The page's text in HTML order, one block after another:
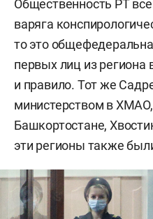
Общественность РТ
варяга
то это
первых лиц из региона
и правило. Тот же
министерством в
Башкортостане,
эти регионы также